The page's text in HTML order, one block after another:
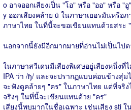
o อาจออกเสียงเป็น "โอ" หรือ "ออ" หรือ "
y ออกเสียงคล้าย ü ในภาษาเยอรมันหรือภ
ภาษาไทย ในที่นี้จะขอเขียนแทนด้วยสระ
นอกจากนี้ยังมีอีกมากมายที่อ่านไม่เป็นไป
ในภาษาสวีเดนมีเสียงพิเศษอยู่เสียงหนึ่ง
IPA ว่า /ɧ/ และจะปรากฏแบบค่อนข้างสุ่
จะฟังดูคล้ายๆ "คร" ในภาษาไทย แต่ที่จริง
จริงๆ ในที่นี้จะเขียนแทนด้วย "คร"
เสียงนี้พบมากในชื่อเฉพาะ เช่นเสียง sti